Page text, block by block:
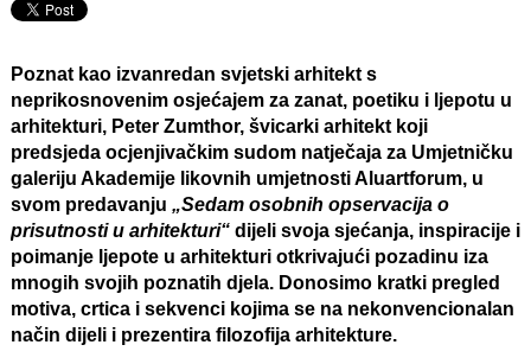
Poznat kao izvanredan svjetski arhitekt s
neprikosnovenim osjećajem za zanat, poetiku i ljepotu u
arhitekturi, Peter Zumthor, švicarki arhitekt koji
predsjeda ocjenjivačkim sudom natječaja za Umjetničku
galeriju Akademije likovnih umjetnostiAluartforum, u
svom predavanju „Sedam osobnih opservacija o
prisutnosti u arhitekturi“dijeli svoja sjećanja, inspiracije i
poimanje ljepote u arhitekturi otkrivajući pozadinu iza
mnogih svojih poznatih djela. Donosimo kratki pregled
motiva, crtica i sekvenci kojima se na nekonvencionalan
način dijeli i prezentira filozofija arhitekture.